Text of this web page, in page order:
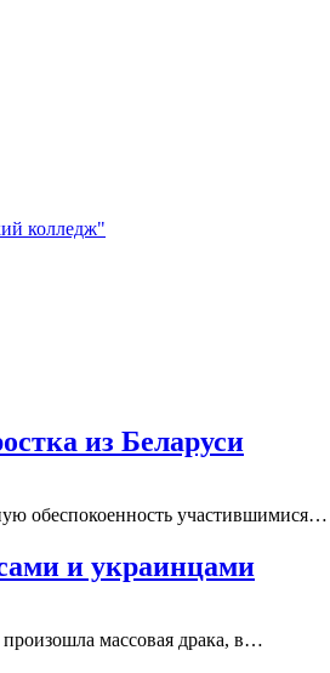
колледж"
из Беларуси
обеспокоенность участившимися…
и украинцами
массовая драка, в…